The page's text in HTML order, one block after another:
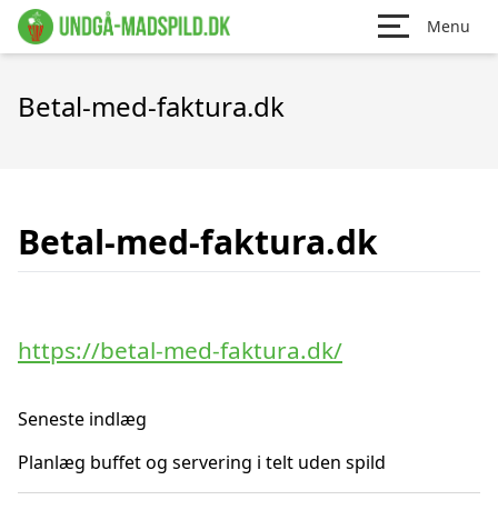
Menu
Betal-med-faktura.dk
Betal-med-faktura.dk
https://betal-med-faktura.dk/
Seneste indlæg
Planlæg buffet og servering i telt uden spild